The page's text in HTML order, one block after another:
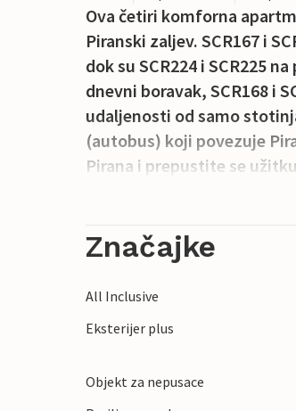
Ova četiri komforna
Piranski zaljev. SCR167 i
dok su SCR224 i SCR225
dnevni boravak, SCR168 i
udaljenosti od samo
(autobus) koji povezuje
Pirana i prepustite se
Značajke
All Inclusive
Eksterijer plus
Objekt za nepusace